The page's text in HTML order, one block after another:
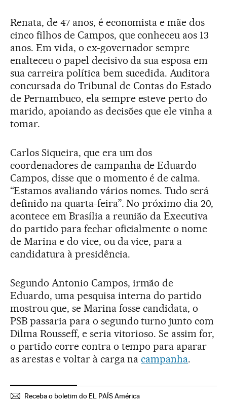
Renata, de 47 anos, é economista e mãe dos
cinco filhos de Campos, que conheceu aos 13
anos. Em vida, o ex-governador sempre
enalteceu o papel decisivo da sua esposa em
sua carreira política bem sucedida. Auditora
concursada do Tribunal de Contas do Estado
de Pernambuco, ela sempre esteve perto do
marido, apoiando as decisões que ele vinha a
tomar.
Carlos Siqueira, que era um dos
coordenadores de campanha de Eduardo
Campos, disse que o momento é de calma.
“Estamos avaliando vários nomes. Tudo será
definido na quarta-feira”. No próximo dia 20,
acontece em Brasília a reunião da Executiva
do partido para fechar oficialmente o nome
de Marina e do vice, ou da vice, para a
candidatura à presidência.
Segundo Antonio Campos, irmão de
Eduardo, uma pesquisa interna do partido
mostrou que, se Marina fosse candidata, o
PSB passaria para o segundo turno junto com
Dilma Rousseff, e seria vitorioso. Se assim for,
o partido corre contra o tempo para aparar
as arestas e voltar à carga nacampanha.
Receba o boletim do EL PAÍS América